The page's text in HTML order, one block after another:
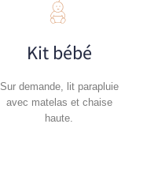
Kit bébé
Sur demande, lit parapluie
avec matelas et chaise
haute.